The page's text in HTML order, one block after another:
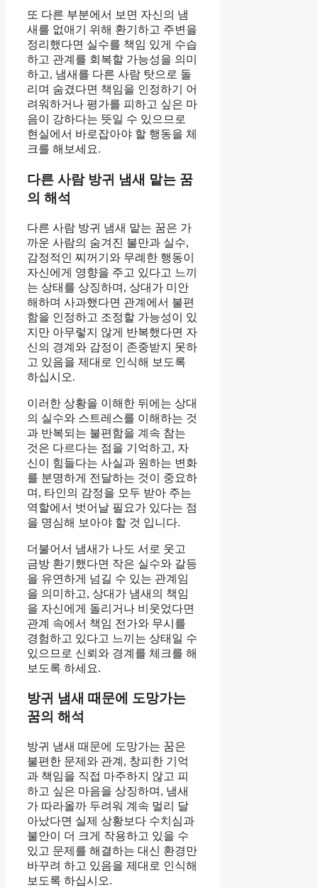
또 다른 부분에서 보면 자신의 냄
새를 없애기 위해 환기하고 주변을
정리했다면 실수를 책임 있게 수습
하고 관계를 회복할 가능성을 의미
하고, 냄새를 다른 사람 탓으로 돌
리며 숨겼다면 책임을 인정하기 어
려워하거나 평가를 피하고 싶은 마
음이 강하다는 뜻일 수 있으므로
현실에서 바로잡아야 할 행동을 체
크를 해보세요.
다른 사람 방귀 냄새 맡는 꿈
의 해석
다른 사람 방귀 냄새 맡는 꿈은 가
까운 사람의 숨겨진 불만과 실수,
감정적인 찌꺼기와 무례한 행동이
자신에게 영향을 주고 있다고 느끼
는 상태를 상징하며, 상대가 미안
해하며 사과했다면 관계에서 불편
함을 인정하고 조정할 가능성이 있
지만 아무렇지 않게 반복했다면 자
신의 경계와 감정이 존중받지 못하
고 있음을 제대로 인식해 보도록
하십시오.
이러한 상황을 이해한 뒤에는 상대
의 실수와 스트레스를 이해하는 것
과 반복되는 불편함을 계속 참는
것은 다르다는 점을 기억하고, 자
신이 힘들다는 사실과 원하는 변화
를 분명하게 전달하는 것이 중요하
며, 타인의 감정을 모두 받아 주는
역할에서 벗어날 필요가 있다는 점
을 명심해 보아야 할 것 입니다.
더불어서 냄새가 나도 서로 웃고
금방 환기했다면 작은 실수와 갈등
을 유연하게 넘길 수 있는 관계임
을 의미하고, 상대가 냄새의 책임
을 자신에게 돌리거나 비웃었다면
관계 속에서 책임 전가와 무시를
경험하고 있다고 느끼는 상태일 수
있으므로 신뢰와 경계를 체크를 해
보도록 하세요.
방귀 냄새 때문에 도망가는
꿈의 해석
방귀 냄새 때문에 도망가는 꿈은
불편한 문제와 관계, 창피한 기억
과 책임을 직접 마주하지 않고 피
하고 싶은 마음을 상징하며, 냄새
가 따라올까 두려워 계속 멀리 달
아났다면 실제 상황보다 수치심과
불안이 더 크게 작용하고 있을 수
있고 문제를 해결하는 대신 환경만
바꾸려 하고 있음을 제대로 인식해
보도록 하십시오.